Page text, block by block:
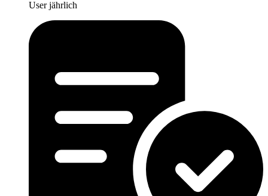
User jährlich